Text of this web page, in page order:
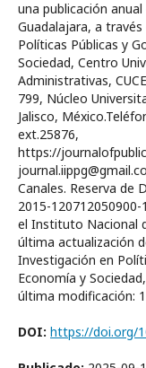
una publicación
Guadalajara, a
Políticas Públicas y
Sociedad, Centro
Administrativas,
799, Núcleo
Jalisco,
ext.25876,
https://
Canales. Reserva de
2015-
el Instituto Nacional
última actualización
Investigación en
Economía y
última modificación:
DOI: https://doi.org/